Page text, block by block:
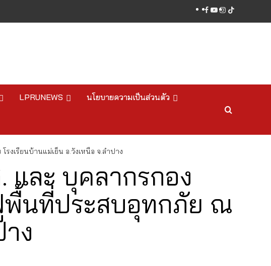
facebook
youtube
instagram
tiktok
LPRUNEWS นโยบายความเป็นส่วนตัว
เรียนบ้านแม่เย็น อ.วังเหนือ จ.ลำปาง
และ บุคลากรกอง
นที่ประสบอุทกภัย ณ
ง